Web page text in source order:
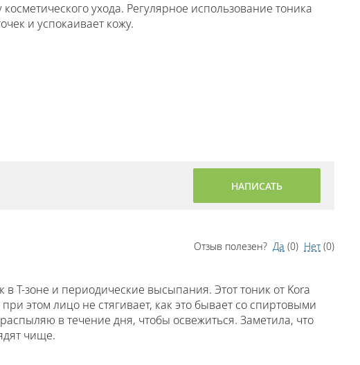
ухода. Регулярное использование тоника
и успокаивает кожу.
НАПИСАТЬ
Отзыв полезен? Да (0) Нет (0)
Т-зоне и периодические высыпания. Этот тоник от Kora
этом лицо не стягивает, как это бывает со спиртовыми
в течение дня, чтобы освежиться. Заметила, что
чище.